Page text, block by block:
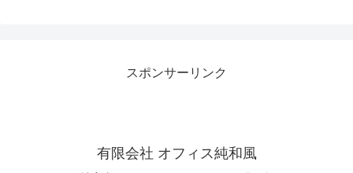
スポンサーリンク
有限会社 オフィス純和風